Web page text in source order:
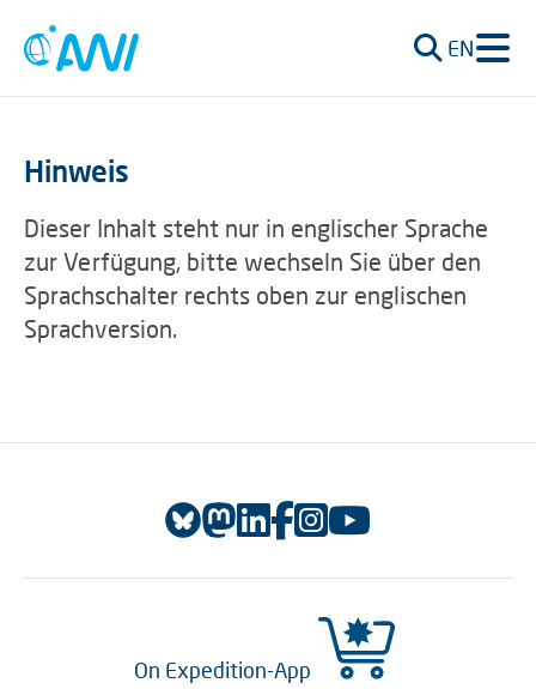
EN
Hinweis
Dieser Inhalt steht nur in englischer Sprache
zur Verfügung, bitte wechseln Sie über den
Sprachschalter rechts oben zur englischen
Sprachversion.
On Expedition-App